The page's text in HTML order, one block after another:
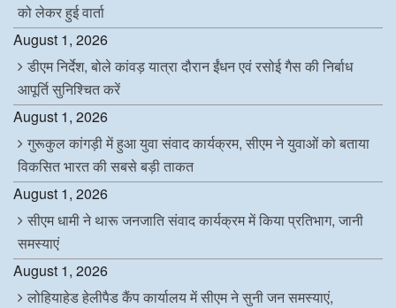
को लेकर हुई वार्ता
August 1, 2026
डीएम निर्देश, बोले कांवड़ यात्रा दौरान ईंधन एवं रसोई गैस की निर्बाध
आपूर्ति सुनिश्चित करें
August 1, 2026
गुरूकुल कांगड़ी में हुआ युवा संवाद कार्यक्रम, सीएम ने युवाओं को बताया
विकसित भारत की सबसे बड़ी ताकत
August 1, 2026
सीएम धामी ने थारू जनजाति संवाद कार्यक्रम में किया प्रतिभाग, जानी
समस्याएं
August 1, 2026
लोहियाहेड हेलीपैड कैंप कार्यालय में सीएम ने सुनी जन समस्याएं,